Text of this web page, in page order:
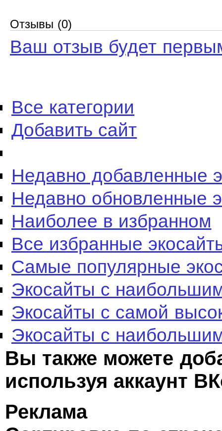
Отзывы (0)
Ваш отзыв будет
Все категории
Добавить сайт
Недавно добавленные
Недавно обновленные
Наиболее в избранном
Все избранные
Самые популярные
Экосайты с
Экосайты с самой
Экосайты с
Вы также можете
используя аккаунт
Реклама